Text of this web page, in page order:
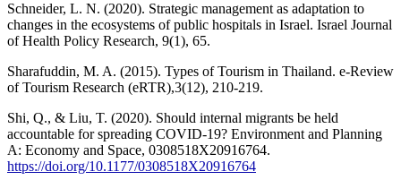
Schneider, L. N. (2020). Strategic management as adaptation to
changes in the ecosystems of public hospitals in Israel. Israel Journal
of Health Policy Research, 9(1), 65.
Sharafuddin, M. A. (2015). Types of Tourism in Thailand. e-Review
of Tourism Research (eRTR),3(12), 210-219.
Shi, Q., & Liu, T. (2020). Should internal migrants be held
accountable for spreading COVID-19? Environment and Planning
A: Economy and Space, 0308518X20916764.
https://doi.org/10.1177/0308518X20916764